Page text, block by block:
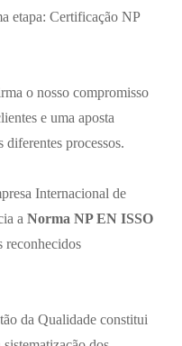
etapa: Certificação NP
o nosso compromisso
e uma aposta
processos.
Internacional de
a Norma NP EN ISSO
reconhecidos
da Qualidade constitui